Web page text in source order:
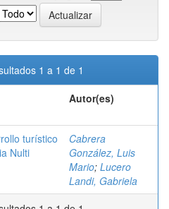
1 a 1 de 1
Autor(es)
turístico
Nulti
Cabrera
González, Luis
Mario; Lucero
Landi, Gabriela